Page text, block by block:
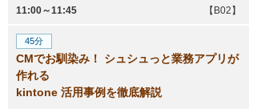
11:00～11:45 【B02】
45分
CMでお馴染み！ シュシュっと業務アプリが
作れる
kintone 活用事例を徹底解説